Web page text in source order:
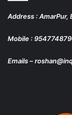
Address : AmarPur,
Mobile :
Emails –